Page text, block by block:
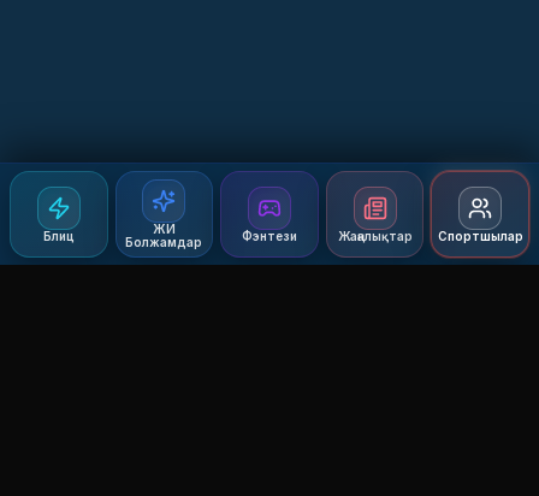
Блиц
ЖИ
Болжамдар
Фэнтези Жаңалықтар Спортшылар